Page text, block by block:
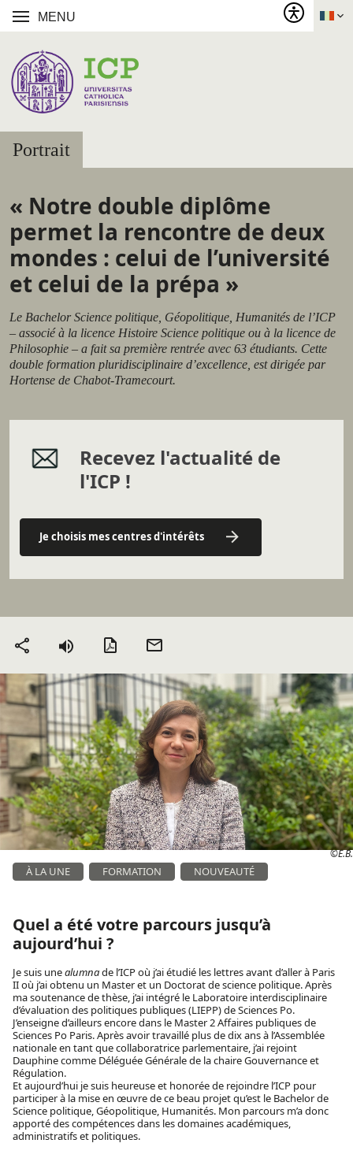
MENU
Portrait
« Notre double diplôme
permet la rencontre de deux
mondes : celui de l’université
et celui de la prépa »
Le Bachelor Science politique, Géopolitique, Humanités de l’ICP
– associé à la licence Histoire Science politique ou à la licence de
Philosophie – a fait sa première rentrée avec 63 étudiants. Cette
double formation pluridisciplinaire d’excellence, est dirigée par
Hortense de Chabot-Tramecourt.
Recevez l'actualité de
l'ICP !
Je choisis mes centres d'intérêts
Partager Version PDF
©E.B.
À LA UNE FORMATION NOUVEAUTÉ
Quel a été votre parcours jusqu’à
aujourd’hui ?
Je suis unealumnade l’ICP où j’ai étudié les lettres avant d’aller à Paris
II où j’ai obtenu un Master et un Doctorat de science politique. Après
ma soutenance de thèse, j’ai intégré le Laboratoire interdisciplinaire
d’évaluation des politiques publiques (LIEPP) de Sciences Po.
J’enseigne d’ailleurs encore dans le Master 2 Affaires publiques de
Sciences Po Paris. Après avoir travaillé plus de dix ans à l’Assemblée
nationale en tant que collaboratrice parlementaire, j’ai rejoint
Dauphine comme Déléguée Générale de la chaire Gouvernance et
Régulation.
Et aujourd’hui je suis heureuse et honorée de rejoindre l’ICP pour
participer à la mise en œuvre de ce beau projet qu’est le Bachelor de
Science politique, Géopolitique, Humanités. Mon parcours m’a donc
apporté des compétences dans les domaines académiques,
administratifs et politiques.